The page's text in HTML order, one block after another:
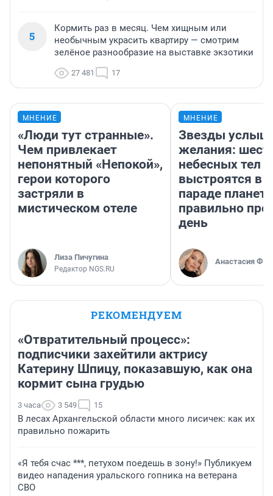
5
Кормить раз в месяц. Чем хищным или
необычным украсить квартиру — смотрим
зелёное разнообразие на выставке экзотики
27 481 17
МНЕНИЕ
«Люди тут странные».
Чем привлекает
непонятный «Непокой»,
герои которого
застряли в
мистическом отеле
Лиза Пичугина
Редактор NGS.RU
МНЕНИЕ
Звезды
желания:
небесных тел
выстроятся в
параде планет
правильно
день
Анастасия
РЕКОМЕНДУЕМ
«Отвратительный процесс»:
подписчики захейтили актрису
Катерину Шпицу, показавшую, как она
кормит сына грудью
3 часа 3 549 15
В лесах Архангельской области много лисичек: как их
правильно пожарить
«Я тебя счас ***, петухом поедешь в зону!» Публикуем
видео нападения уральского гопника на ветерана
СВО